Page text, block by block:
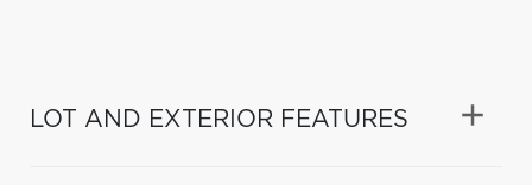
LOT AND EXTERIOR FEATURES